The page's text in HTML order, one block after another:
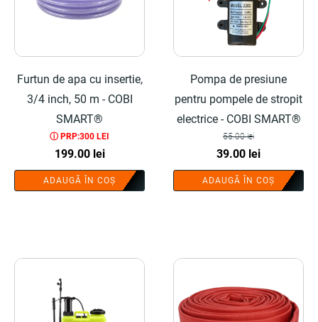
Furtun de apa cu insertie,
3/4 inch, 50 m - COBI
SMART®
ⓘ PRP:300 LEI
199.00 lei
ADAUGĂ ÎN COȘ
Pompa de presiune
pentru pompele de stropit
electrice - COBI SMART®
55.00lei
Prețul
inițial
a
39.00 leiPrețul
curent
este:
ADAUGĂ ÎN COȘ